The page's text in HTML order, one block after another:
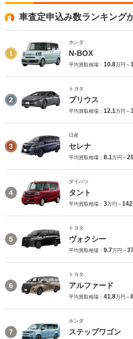
車査定申込み数ランキング
1
ホンダ
N-BOX
平均買取相場： 10.8万円～
2
トヨタ
プリウス
平均買取相場： 12.1万円～
3
日産
セレナ
平均買取相場： 8.1万円～
4
ダイハツ
タント
平均買取相場： 3万円～
5
トヨタ
ヴォクシー
平均買取相場： 9.7万円～
6
トヨタ
アルファード
平均買取相場： 41.8万円～
7
ホンダ
ステップワゴン